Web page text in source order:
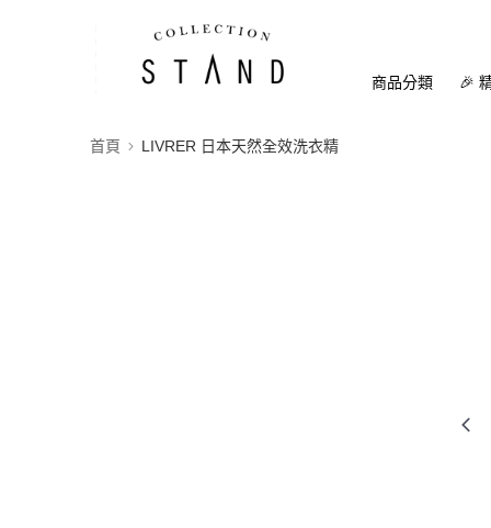
商品分類 🎉
首頁 LIVRER 日本天然全效洗衣精